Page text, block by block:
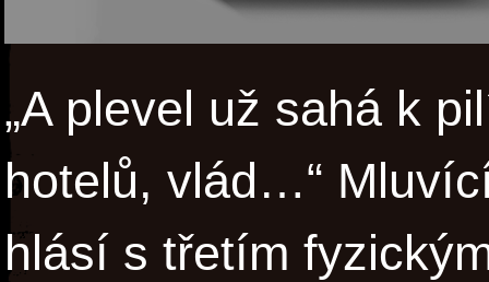
„A plevel už sahá k
hotelů, vlád…“
hlásí s třetím